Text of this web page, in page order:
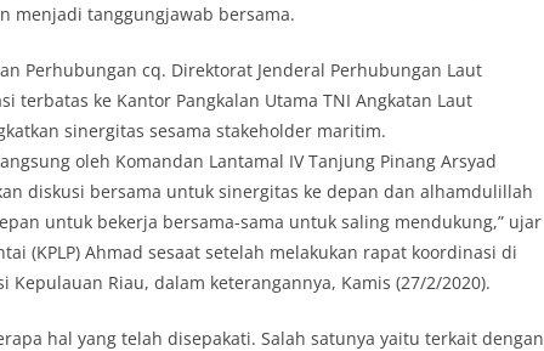
menjadi tanggungjawab bersama.
Perhubungan cq. Direktorat Jenderal Perhubungan Laut
terbatas ke Kantor Pangkalan Utama TNI Angkatan Laut
sinergitas sesama stakeholder maritim.
oleh Komandan Lantamal IV Tanjung Pinang Arsyad
diskusi bersama untuk sinergitas ke depan dan alhamdulillah
untuk bekerja bersama-sama untuk saling mendukung,” ujar
(KPLP) Ahmad sesaat setelah melakukan rapat koordinasi di
Kepulauan Riau, dalam keterangannya, Kamis (27/2/2020).
hal yang telah disepakati. Salah satunya yaitu terkait dengan